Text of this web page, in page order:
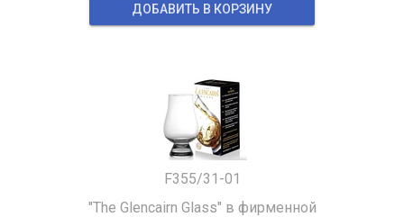
ДОБАВИТЬ В КОРЗИНУ
F355/31-01
"The Glencairn Glass" в фирменной